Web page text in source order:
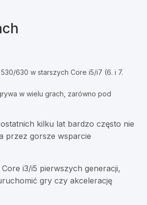
630 w starszych Core i5/i7 (6. i 7.
w wielu grach, zarówno pod
kilku lat bardzo często nie
przez gorsze wsparcie
i3/i5 pierwszych generacji,
gry czy akcelerację